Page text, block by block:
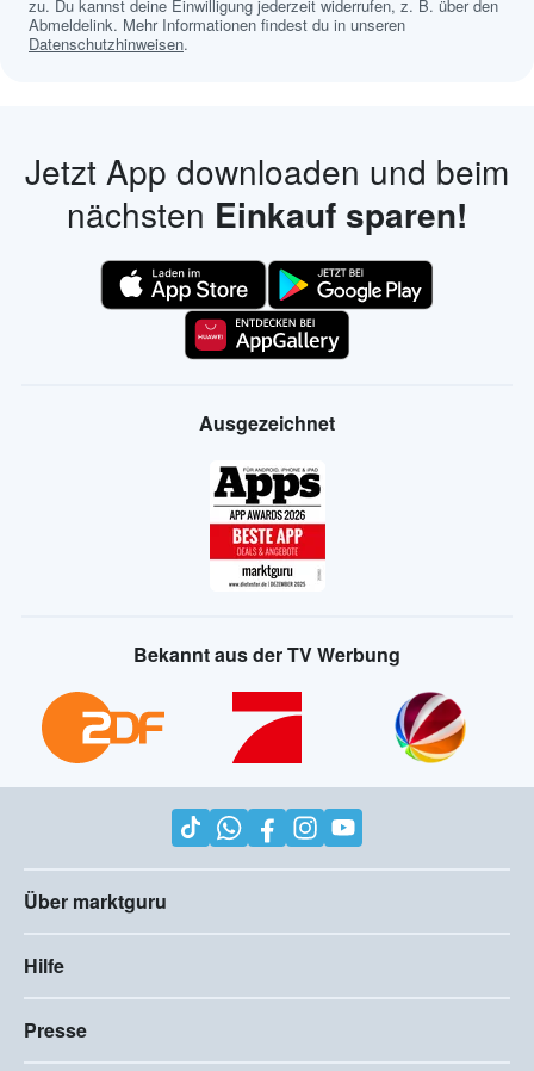
zu. Du kannst deine Einwilligung jederzeit widerrufen, z. B. über den
Abmeldelink. Mehr Informationen findest du in unseren
Datenschutzhinweisen.
Jetzt App downloaden und beim
nächsten Einkauf sparen!
Ausgezeichnet
Bekannt aus der TV Werbung
Über marktguru
Hilfe
Presse